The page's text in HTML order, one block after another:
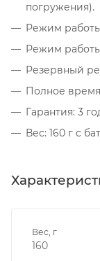
погружения).
Режим работы
Режим работы
Резервный
Полное
Гарантия: 3
Вес: 160 г с
Вес, г
160